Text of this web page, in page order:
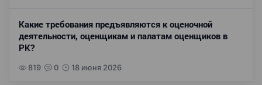
Какие требования предъявляются к оценочной
деятельности, оценщикам и палатам оценщиков в
РК?
819 0 18 июня 2026